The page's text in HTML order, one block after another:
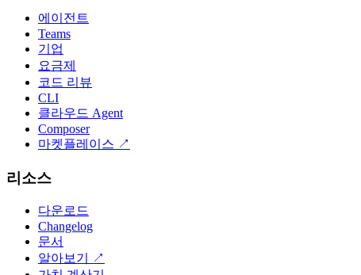
에이전트
Teams
기업
요금제
코드 리뷰
CLI
클라우드 Agent
Composer
마켓플레이스 ↗
리소스
다운로드
Changelog
문서
알아보기
↗